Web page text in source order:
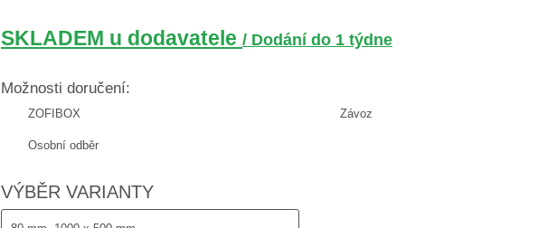
SKLADEM u dodavatele/ Dodání do 1 týdne
Možnosti doručení:
ZOFIBOX Závoz
Osobní odběr
VÝBĚR VARIANTY